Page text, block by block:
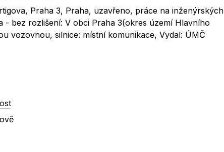
Praha 3, Praha, uzavřeno, práce na inženýrských
- bez rozlišení: V obci Praha 3(okres území Hlavního
vozovnou, silnice: místní komunikace, Vydal: ÚMČ